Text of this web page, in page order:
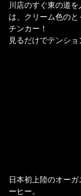
川店のすぐ東の道
は、クリーム色のと
チンカー！
見るだけでテンショ
日本初上陸のオー
ーヒー。